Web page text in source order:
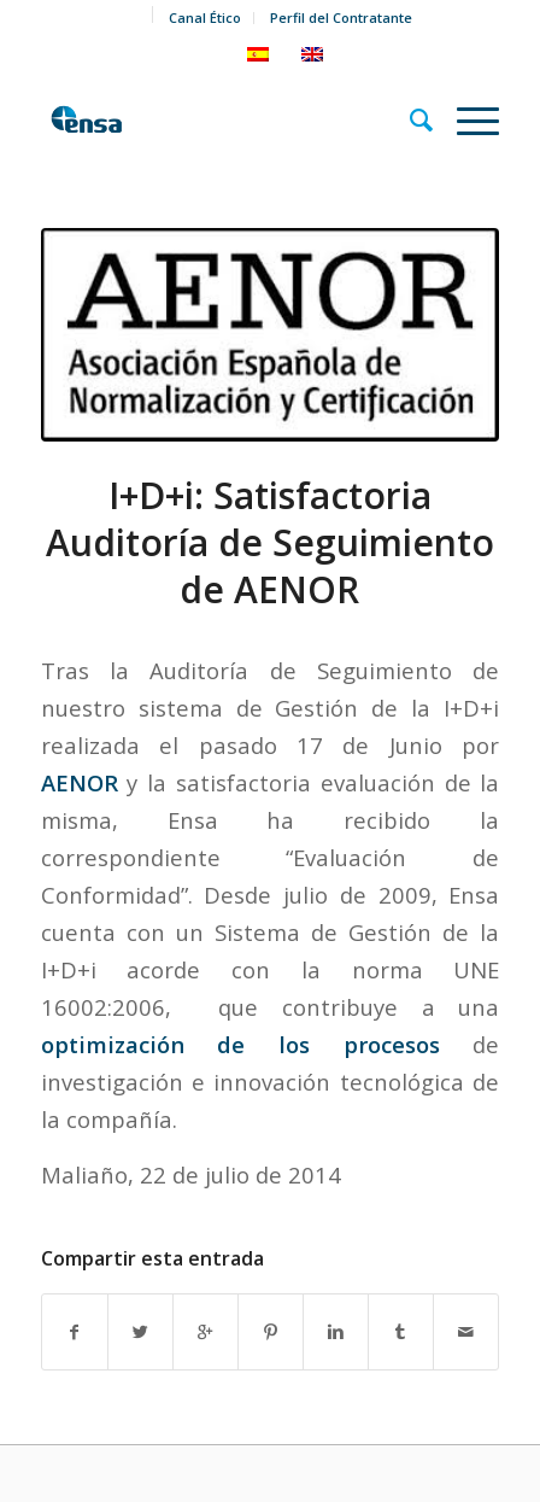
Canal Ético Perfil del Contratante
I+D+i: Satisfactoria
Auditoría de Seguimiento
de AENOR
Tras la Auditoría de Seguimiento de
nuestro sistema de Gestión de la I+D+i
realizada el pasado 17 de Junio por
AENORy la satisfactoria evaluación de la
misma, Ensa ha recibido la
correspondiente “Evaluación de
Conformidad”. Desde julio de 2009, Ensa
cuenta con un Sistema de Gestión de la
I+D+i acorde con la norma UNE
16002:2006, que contribuye a una
optimización de los procesosde
investigación e innovación tecnológica de
la compañía.
Maliaño, 22 de julio de 2014
Compartir esta entrada